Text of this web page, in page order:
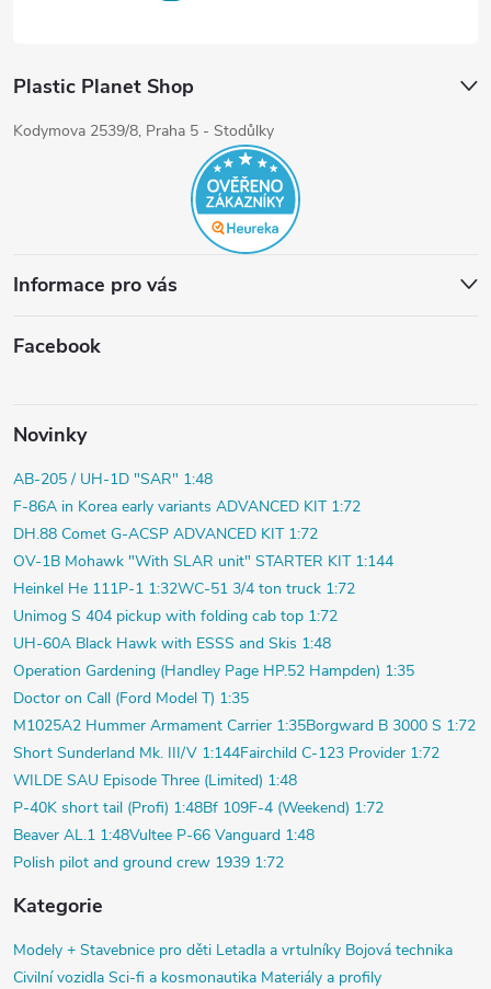
Plastic Planet Shop
Kodymova 2539/8, Praha 5 - Stodůlky
Informace pro vás
Facebook
Novinky
AB-205 / UH-1D "SAR" 1:48
F-86A in Korea early variants ADVANCED KIT 1:72
DH.88 Comet G-ACSP ADVANCED KIT 1:72
OV-1B Mohawk "With SLAR unit" STARTER KIT 1:144
Heinkel He 111P-1 1:32WC-51 3/4 ton truck 1:72
Unimog S 404 pickup with folding cab top 1:72
UH-60A Black Hawk with ESSS and Skis 1:48
Operation Gardening (Handley Page HP.52 Hampden) 1:35
Doctor on Call (Ford Model T) 1:35
M1025A2 Hummer Armament Carrier 1:35Borgward B 3000 S 1:72
Short Sunderland Mk. III/V 1:144Fairchild C-123 Provider 1:72
WILDE SAU Episode Three (Limited) 1:48
P-40K short tail (Profi) 1:48Bf 109F-4 (Weekend) 1:72
Beaver AL.1 1:48Vultee P-66 Vanguard 1:48
Polish pilot and ground crew 1939 1:72
Kategorie
Modely + Stavebnice pro děti Letadla a vrtulníky Bojová technika
Civilní vozidla Sci-fi a kosmonautika Materiály a profily